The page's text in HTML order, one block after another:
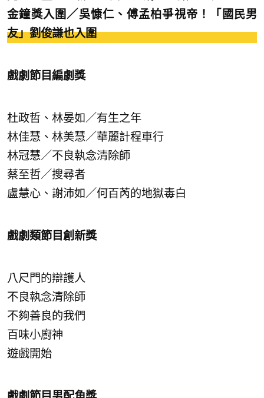
金鐘獎入圍／吳慷仁、傅孟柏爭視帝！「國民男
友」劉俊謙也入圍
戲劇節目編劇獎
杜政哲、林晏如／有生之年
林佳慧、林美慧／華麗計程車行
林冠慧／不良執念清除師
蔡至哲／搜尋者
盧慧心、謝沛如／何百芮的地獄毒白
戲劇類節目創新獎
八尺門的辯護人
不良執念清除師
不夠善良的我們
百味小廚神
遊戲開始